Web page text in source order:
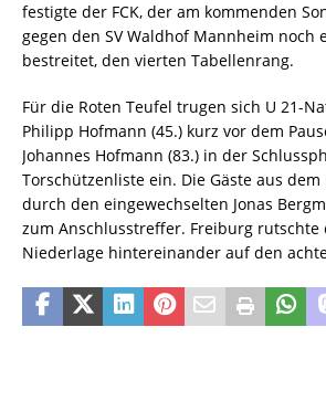
festigte der FCK, der am kommenden
gegen den SV Waldhof Mannheim noch
bestreitet, den vierten Tabellenrang.
Für die Roten Teufel trugen sich U 21-
Philipp Hofmann (45.) kurz vor dem
Johannes Hofmann (83.) in der
Torschützenliste ein. Die Gäste aus dem
durch den eingewechselten Jonas
zum Anschlusstreffer. Freiburg rutschte
Niederlage hintereinander auf den